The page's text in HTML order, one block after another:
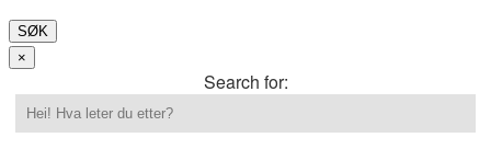
SØK
×
Search for: